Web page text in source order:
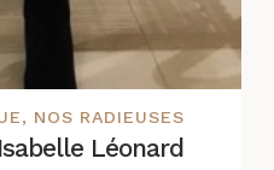
, NOS RADIEUSES
Léonard